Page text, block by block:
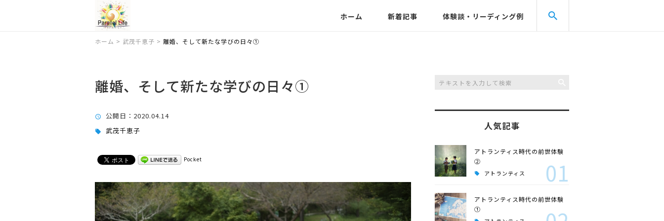
ホーム 新着記事 体験談・リーディング例
ホーム > 武茂千恵子 > 離婚、そして新たな学びの日々①
離婚、そして新たな学びの日々①
公開日 ：2020.04.14
武茂千恵子
Pocket
人気記事
アトランティス時代の前世体験
②
アトランティス 01
アトランティス時代の前世体験
①